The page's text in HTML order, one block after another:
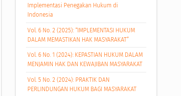
Implementasi Penegakan Hukum di
Indonesia
Vol. 6 No. 2 (2025): “IMPLEMENTASI HUKUM
DALAM MEMASTIKAN HAK MASYARAKAT”
Vol. 6 No. 1 (2024): KEPASTIAN HUKUM DALAM
MENJAMIN HAK DAN KEWAJIBAN MASYARAKAT
Vol. 5 No. 2 (2024): PRAKTIK DAN
PERLINDUNGAN HUKUM BAGI MASYARAKAT